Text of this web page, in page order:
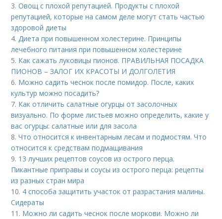
3.Овощ с плохой репутацией. Продукты с плохой
репутацией, которые на самом деле могут стать частью
здоровой диеты
4.Диета при повышенном холестерине. Принципы
лечебного питания при повышенном холестерине
5. Как сажать луковицы пионов. ПРАВИЛЬНАЯ ПОСАДКА
ПИОНОВ – ЗАЛОГ ИХ КРАСОТЫ И ДОЛГОЛЕТИЯ
6. Можно садить чеснок после помидор. После, каких
культур можно посадить?
7. Как отличить салатные огурцы от засолочных
визуально. По форме листьев можно определить, какие у
вас огурцы: салатные или для засола
8.Что относится к инвентарным лесам и подмостям. Что
относится к средствам подмащивания
9. 13 лучших рецептов соусов из острого перца.
Пикантные приправы и соусы из острого перца: рецепты
из разных стран мира
10. 4 способа защитить участок от разрастания малины.
Сидераты
11. Можно ли садить чеснок после моркови. Можно ли